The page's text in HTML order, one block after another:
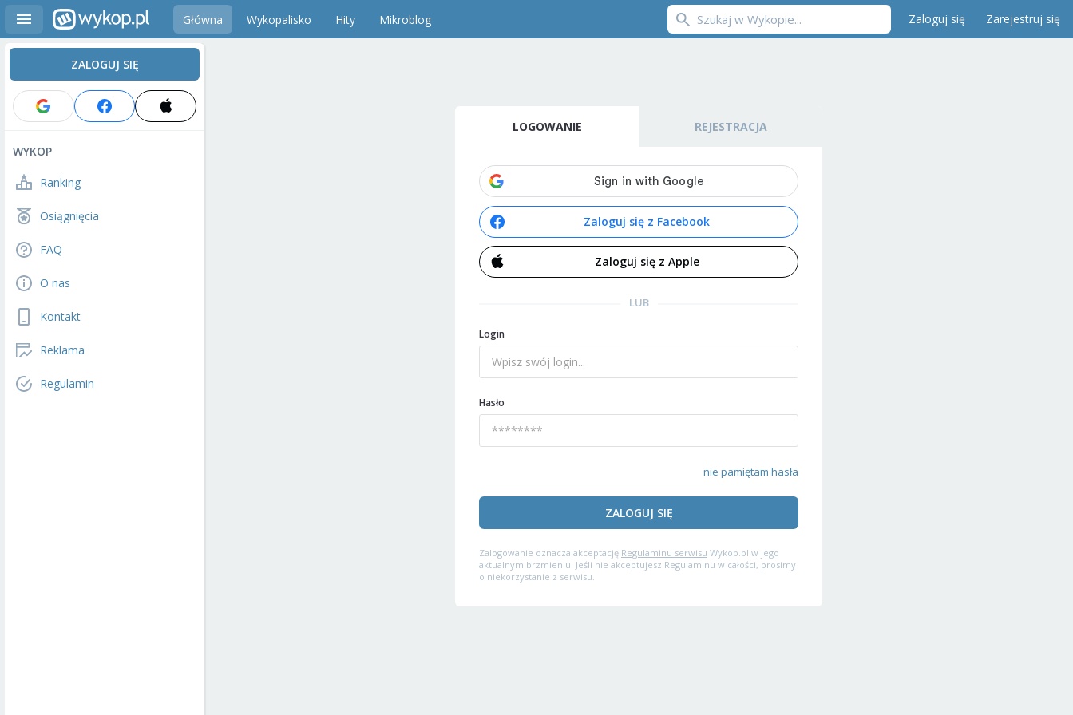
Główna Wykopalisko Hity Mikroblog Zaloguj się Zarejestruj się
ZALOGUJ SIĘ
WYKOP
Ranking
Osiągnięcia
FAQ
O nas
Kontakt
Reklama
Regulamin
LOGOWANIE REJESTRACJA
Zaloguj się z Facebook
Zaloguj się z Apple
LUB
Login
Hasło
nie pamiętam hasła
ZALOGUJ SIĘ
Zalogowanie oznacza akceptację Regulaminu serwisu Wykop.pl w jego
aktualnym brzmieniu. Jeśli nie akceptujesz Regulaminu w całości, prosimy
o niekorzystanie z serwisu.